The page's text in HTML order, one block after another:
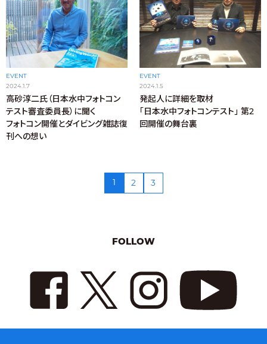
EVENT
2024.1.7
高砂淳二氏（日本水中フォトコン
テスト審査委員長）に聞く
フォトコン開催とダイビング雑誌復
刊への想い
EVENT
2024.1.5
発起人に詳細を取材
「日本水中フォトコンテスト」 第2
回開催の舞台裏
1 2 3
FOLLOW